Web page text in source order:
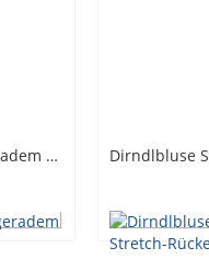
Ärmelloses Dirndl Elisa mit geradem Ausschnitt